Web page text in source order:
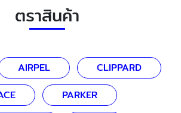
ตราสินค้า
AIRPEL
CLIPPARD
PARKER